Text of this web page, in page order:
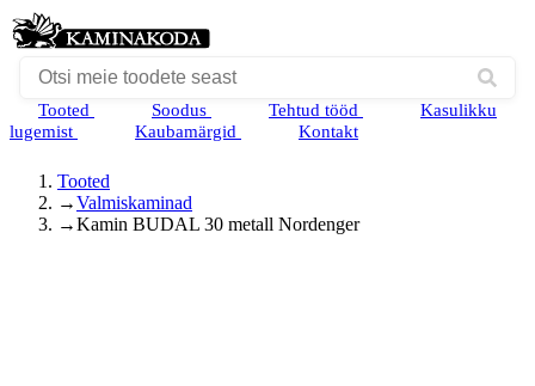
Tooted Soodus Tehtud tööd
Kasulikku
lugemist
Kaubamärgid Kontakt
Tooted
→Valmiskaminad
→Kamin BUDAL 30 metall Nordenger